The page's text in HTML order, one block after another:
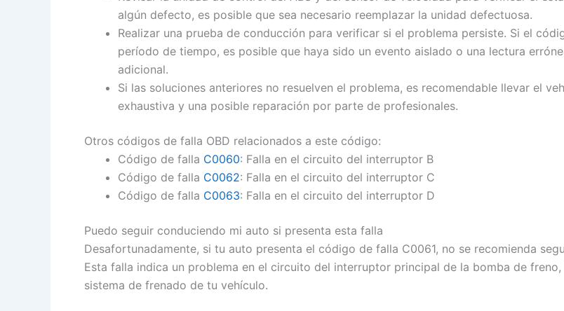
algún defecto, es posible que sea necesario reemplazar la unidad defectuosa.
Realizar una prueba de conducción para verificar si el problema persiste. Si el
período de tiempo, es posible que haya sido un evento aislado o una lectura
adicional.
Si las soluciones anteriores no resuelven el problema, es recomendable llevar el
exhaustiva y una posible reparación por parte de profesionales.
Otros códigos de falla OBD relacionados a este código:
Código de falla C0060: Falla en el circuito del interruptor B
Código de falla C0062: Falla en el circuito del interruptor C
Código de falla C0063: Falla en el circuito del interruptor D
Puedo seguir conduciendo mi auto si presenta esta falla
Desafortunadamente, si tu auto presenta el código de falla C0061, no se recomienda
Esta falla indica un problema en el circuito del interruptor principal de la bomba de
sistema de frenado de tu vehículo.